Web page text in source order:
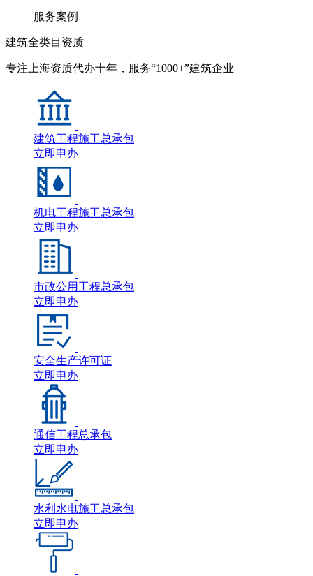
服务案例
建筑全类目资质
专注上海资质代办十年，服务“1000+”建筑企业
建筑工程施工总承包
立即申办
机电工程施工总承包
立即申办
市政公用工程总承包
立即申办
安全生产许可证
立即申办
通信工程总承包
立即申办
水利水电施工总承包
立即申办